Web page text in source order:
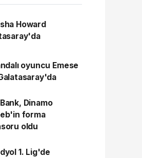
Howard
oyuncu Emese
Dinamo
forma
oldu
1. Lig'de